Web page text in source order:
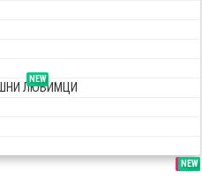
NEW
ЛЮБИМЦИ
SALE
NEW